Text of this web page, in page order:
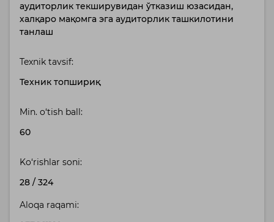
аудиторлик текширувидан ўтказиш юзасидан,
халқаро мақомга эга аудиторлик ташкилотини
танлаш
Texnik tavsif:
Техник топшириқ
Min. o‘tish ball:
60
Ko‘rishlar soni:
28 / 324
Aloqa raqami: